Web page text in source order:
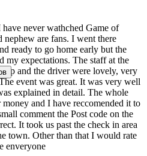
never wathched Game of
nephew are fans. I went there
ready to go home early but the
my expectations. The staff at the
and the driver were lovely, very
event was great. It was very well
explained in detail. The whole
money and I have reccomended it to
comment the Post code on the
It took us past the check in area
town. Other than that I would rate
enveryone